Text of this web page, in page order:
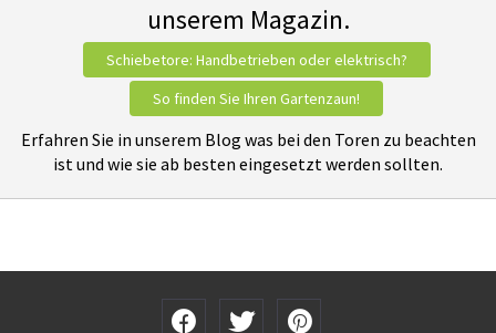
unserem Magazin.
Schiebetore: Handbetrieben oder elektrisch?
So finden Sie Ihren Gartenzaun!
Erfahren Sie in unserem Blog was bei den Toren zu beachten
ist und wie sie ab besten eingesetzt werden sollten.